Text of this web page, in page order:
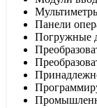
Панели
Погружные